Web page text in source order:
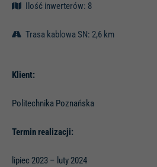
Ilość inwerterów: 8
Trasa kablowa SN: 2,6 km
Klient:
Politechnika Poznańska
Termin realizacji:
lipiec 2023 – luty 2024